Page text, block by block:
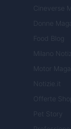
Cineverse
Donne
Food Blog
Milano
Motor
Notizie.it
Offerte
Pet Story